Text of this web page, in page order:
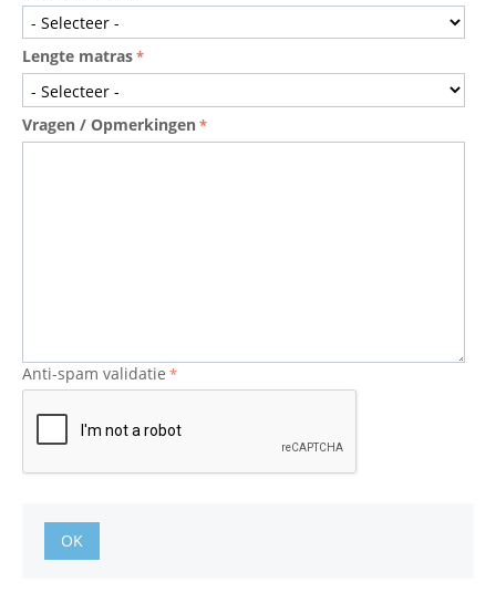
Lengte matras
Vragen / Opmerkingen
Anti-spam validatie
OK